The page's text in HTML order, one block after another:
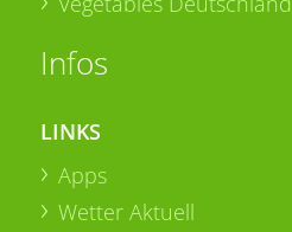
Infos
LINKS
Apps
Wetter Aktuell